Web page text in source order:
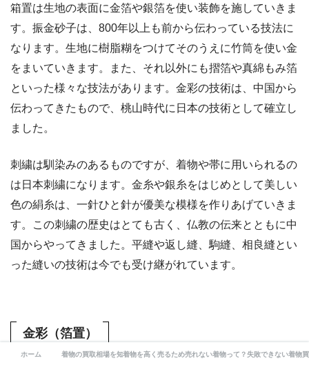
箱置は生地の表面に金箔や銀箔を使い装飾を施していきま
す。振金砂子は、800年以上も前から伝わっている技法に
なります。生地に樹脂糊をつけてそのうえに竹筒を使い金
をまいていきます。また、それ以外にも摺箔や真綿もみ箔
といった様々な技法があります。金彩の技術は、中国から
伝わってきたもので、桃山時代に日本の技術として確立し
ました。
刺繍は馴染みのあるものですが、着物や帯に用いられるの
は日本刺繍になります。金糸や銀糸をはじめとして美しい
色の絹糸は、一針ひと針が優美な模様を作りあげていきま
す。この刺繍の歴史はとても古く、仏教の伝来とともに中
国からやってきました。平縫や返し縫、駒縫、相良縫とい
った縫いの技術は今でも受け継がれています。
金彩（箔置）
ホーム 着物の買取相場を知る着物を高く売るために売れない着物って？失敗できない着物